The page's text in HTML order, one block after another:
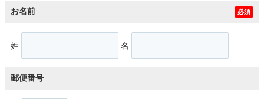
お名前 必須
姓 名
郵便番号